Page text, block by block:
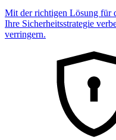
Mit der richtigen Lösung für
Ihre Sicherheitsstrategie
verringern.